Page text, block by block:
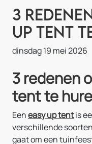
3
up tent
dinsdag 19 mei 2026
3 redenen
tent te
Eeneasy up tentis
verschillende
gaat om een